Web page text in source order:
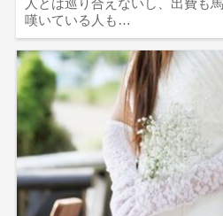
嘆いている人も…